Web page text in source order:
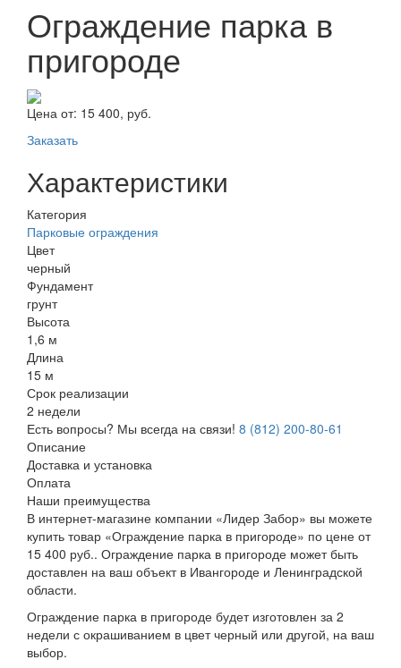
Ограждение парка в
пригороде
Цена от: 15 400, руб.
Заказать
Характеристики
Категория
Парковые ограждения
Цвет
черный
Фундамент
грунт
Высота
1,6 м
Длина
15 м
Срок реализации
2 недели
Есть вопросы? Мы всегда на связи! 8 (812) 200-80-61
Описание
Доставка и установка
Оплата
Наши преимущества
В интернет-магазине компании «Лидер Забор» вы можете
купить товар «Ограждение парка в пригороде» по цене от
15 400 руб.. Ограждение парка в пригороде может быть
доставлен на ваш объект в Ивангороде и Ленинградской
области.
Ограждение парка в пригороде будет изготовлен за 2
недели с окрашиванием в цвет черный или другой, на ваш
выбор.